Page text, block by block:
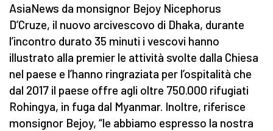
AsiaNews da monsignor Bejoy Nicephorus
D’Cruze, il nuovo arcivescovo di Dhaka, durante
l’incontro durato 35 minuti i vescovi hanno
illustrato alla premier le attività svolte dalla Chiesa
nel paese e l’hanno ringraziata per l’ospitalità che
dal 2017 il paese offre agli oltre 750.000 rifugiati
Rohingya, in fuga dal Myanmar. Inoltre, riferisce
monsignor Bejoy, “le abbiamo espresso la nostra